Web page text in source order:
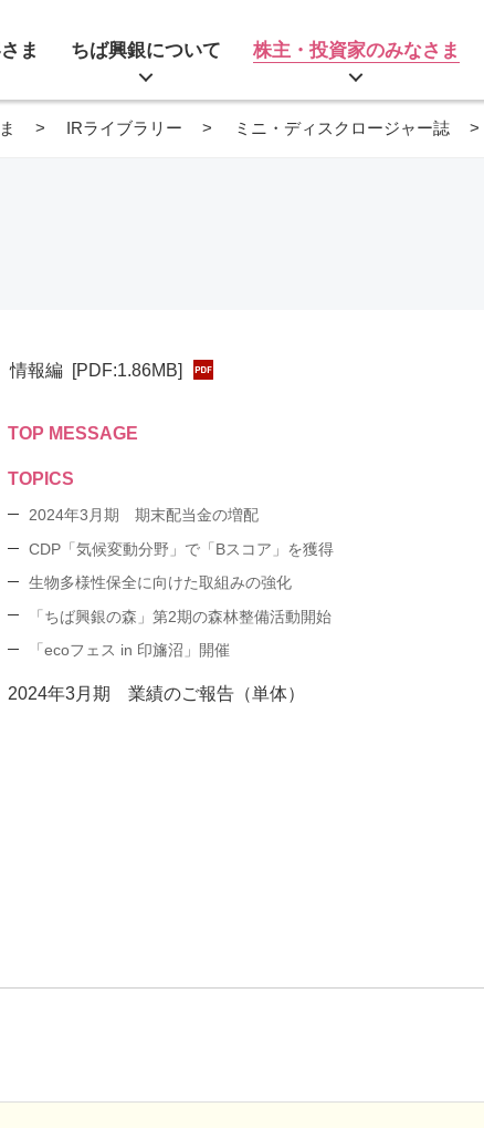
ま ちば興銀について 株主・投資家のみなさま
IRライブラリー ミニ・ディスクロージャー誌
情報編 [PDF:1.86MB]
TOP MESSAGE
TOPICS
2024年3月期 期末配当金の増配
CDP「気候変動分野」で「Bスコア」を獲得
生物多様性保全に向けた取組みの強化
「ちば興銀の森」第2期の森林整備活動開始
「ecoフェス in 印旛沼」開催
2024年3月期 業績のご報告（単体）